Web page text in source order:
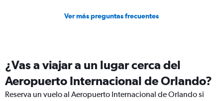
Ver más preguntas frecuentes
¿Vas a viajar a un lugar cerca del
Aeropuerto Internacional de Orlando?
Reserva un vuelo al Aeropuerto Internacional de Orlando si